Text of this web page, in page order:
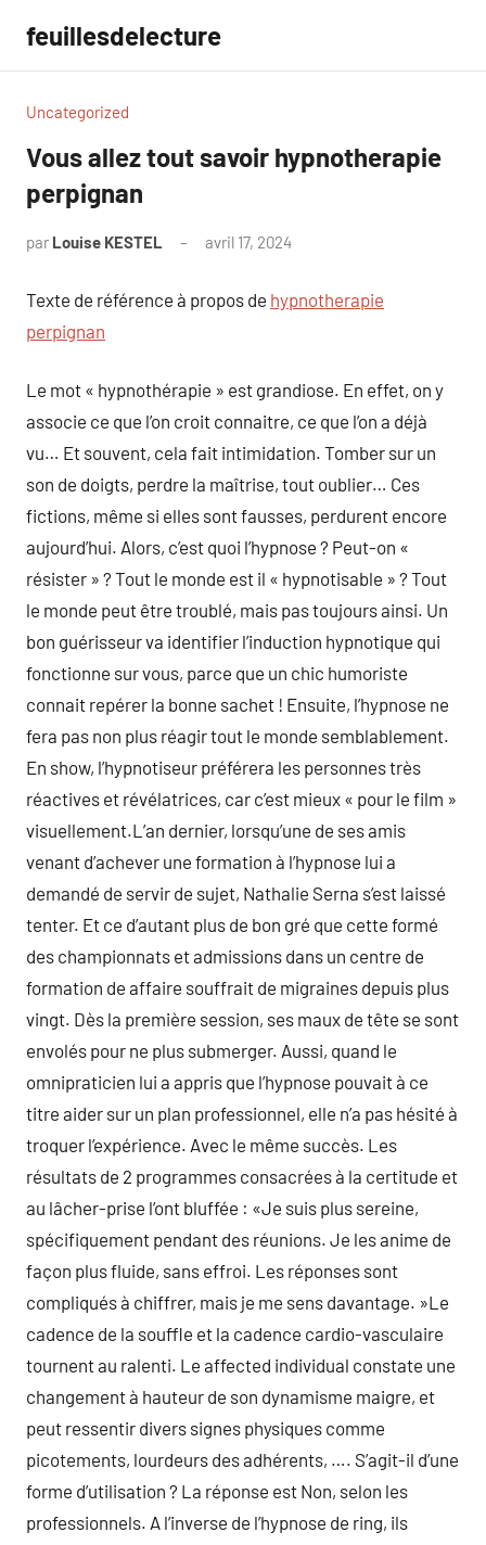
contenu
feuillesdelecture
Uncategorized
Vous allez tout savoir hypnotherapie
perpignan
par Louise KESTEL avril 17, 2024
Texte de référence à propos de hypnotherapie
perpignan
Le mot « hypnothérapie » est grandiose. En effet, on y
associe ce que l’on croit connaitre, ce que l’on a déjà
vu… Et souvent, cela fait intimidation. Tomber sur un
son de doigts, perdre la maîtrise, tout oublier… Ces
fictions, même si elles sont fausses, perdurent encore
aujourd’hui. Alors, c’est quoi l’hypnose ? Peut-on «
résister » ? Tout le monde est il « hypnotisable » ? Tout
le monde peut être troublé, mais pas toujours ainsi. Un
bon guérisseur va identifier l’induction hypnotique qui
fonctionne sur vous, parce que un chic humoriste
connait repérer la bonne sachet ! Ensuite, l’hypnose ne
fera pas non plus réagir tout le monde semblablement.
En show, l’hypnotiseur préférera les personnes très
réactives et révélatrices, car c’est mieux « pour le film »
visuellement.L’an dernier, lorsqu’une de ses amis
venant d’achever une formation à l’hypnose lui a
demandé de servir de sujet, Nathalie Serna s’est laissé
tenter. Et ce d’autant plus de bon gré que cette formé
des championnats et admissions dans un centre de
formation de affaire souffrait de migraines depuis plus
vingt. Dès la première session, ses maux de tête se sont
envolés pour ne plus submerger. Aussi, quand le
omnipraticien lui a appris que l’hypnose pouvait à ce
titre aider sur un plan professionnel, elle n’a pas hésité à
troquer l’expérience. Avec le même succès. Les
résultats de 2 programmes consacrées à la certitude et
au lâcher-prise l’ont bluffée : «Je suis plus sereine,
spécifiquement pendant des réunions. Je les anime de
façon plus fluide, sans effroi. Les réponses sont
compliqués à chiffrer, mais je me sens davantage. »Le
cadence de la souffle et la cadence cardio-vasculaire
tournent au ralenti. Le affected individual constate une
changement à hauteur de son dynamisme maigre, et
peut ressentir divers signes physiques comme
picotements, lourdeurs des adhérents, …. S’agit-il d’une
forme d’utilisation ? La réponse est Non, selon les
professionnels. A l’inverse de l’hypnose de ring, ils